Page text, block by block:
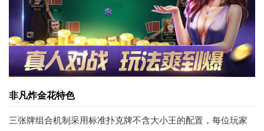
非凡炸金花特色
三张牌组合机制采用标准扑克牌不含大小王的配置，每位玩家